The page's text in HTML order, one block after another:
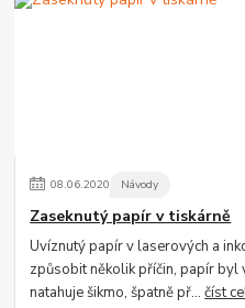
08.06.2020 Návody
Zaseknutý papír v tiskárně
Uvíznutý papír v laserových a
způsobit několik příčin, papír byl
natahuje šikmo, špatně př...číst